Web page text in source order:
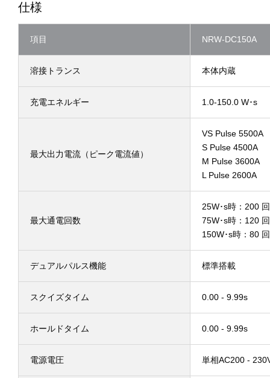
仕様
項目 NRW-DC150A
溶接トランス 本体内蔵
充電エネルギー 1.0-150.0 W･s
最大出力電流（ピーク電流値）
VS Pulse 5500A
S Pulse 4500A
M Pulse 3600A
L Pulse 2600A
最大通電回数
25W･s時：200
75W･s時：120
150W･s時：80
デュアルパルス機能 標準搭載
スクイズタイム 0.00 - 9.99s
ホールドタイム 0.00 - 9.99s
電源電圧 単相AC200 -